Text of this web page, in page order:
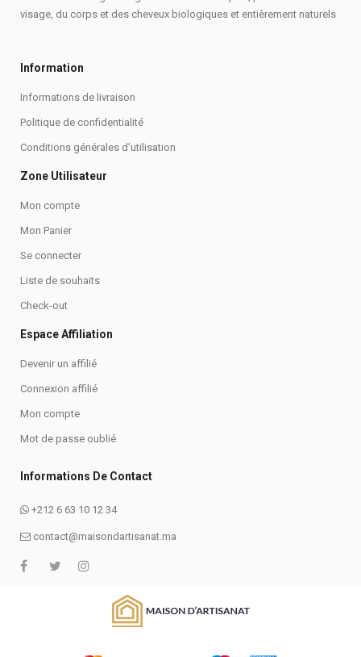
visage, du corps et des cheveux biologiques et entièrement naturels
Information
Informations de livraison
Politique de confidentialité
Conditions générales d’utilisation
Zone Utilisateur
Mon compte
Mon Panier
Se connecter
Liste de souhaits
Check-out
Espace Affiliation
Devenir un affilié
Connexion affilié
Mon compte
Mot de passe oublié
Informations De Contact
+212 6 63 10 12 34
contact@maisondartisanat.ma